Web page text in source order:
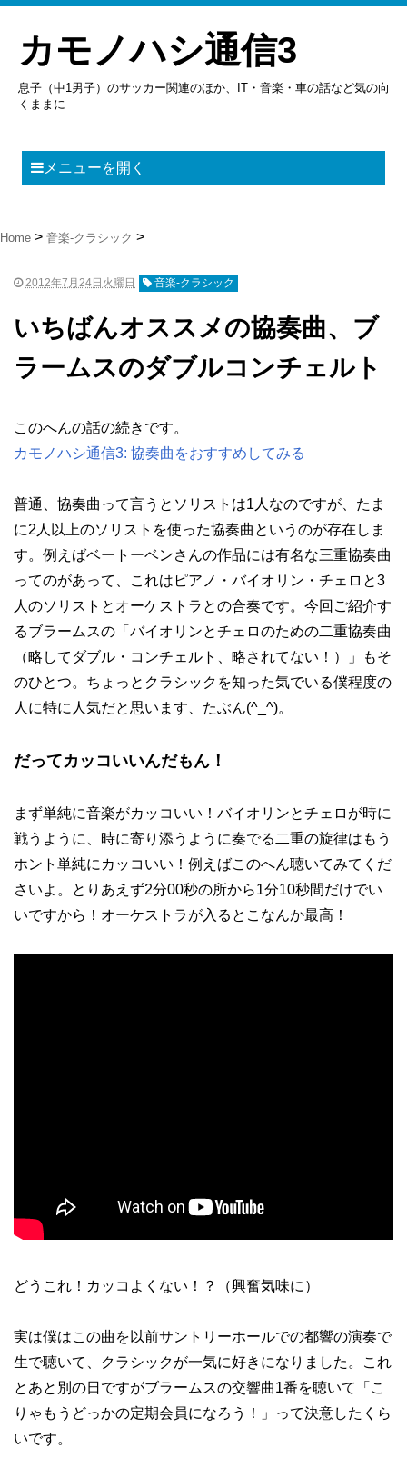
カモノハシ通信3
息子（中1男子）のサッカー関連のほか、IT・音楽・車の話など気の向
くままに
メニューを開く
Home 音楽-クラシック
2012年7月24日火曜日 音楽-クラシック
いちばんオススメの協奏曲、ブ
ラームスのダブルコンチェルト
このへんの話の続きです。
カモノハシ通信3: 協奏曲をおすすめしてみる
普通、協奏曲って言うとソリストは1人なのですが、たま
に2人以上のソリストを使った協奏曲というのが存在しま
す。例えばベートーベンさんの作品には有名な三重協奏曲
ってのがあって、これはピアノ・バイオリン・チェロと3
人のソリストとオーケストラとの合奏です。今回ご紹介す
るブラームスの「バイオリンとチェロのための二重協奏曲
（略してダブル・コンチェルト、略されてない！）」もそ
のひとつ。ちょっとクラシックを知った気でいる僕程度の
人に特に人気だと思います、たぶん(^_^)。
だってカッコいいんだもん！
まず単純に音楽がカッコいい！バイオリンとチェロが時に
戦うように、時に寄り添うように奏でる二重の旋律はもう
ホント単純にカッコいい！例えばこのへん聴いてみてくだ
さいよ。とりあえず2分00秒の所から1分10秒間だけでい
いですから！オーケストラが入るとこなんか最高！
どうこれ！カッコよくない！？（興奮気味に）
実は僕はこの曲を以前サントリーホールでの都響の演奏で
生で聴いて、クラシックが一気に好きになりました。これ
とあと別の日ですがブラームスの交響曲1番を聴いて「こ
りゃもうどっかの定期会員になろう！」って決意したくら
いです。